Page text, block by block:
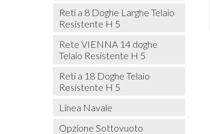
Reti a 8 Doghe Larghe Telaio
Resistente H 5
Rete VIENNA 14 doghe
Telaio Resistente H 5
Reti a 18 Doghe Telaio
Resistente H 5
Linea Navale
Opzione Sottovuoto